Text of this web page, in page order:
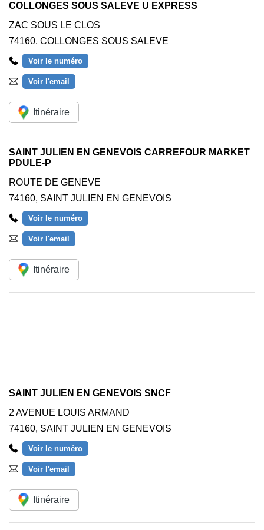
COLLONGES SOUS SALEVE U EXPRESS
ZAC SOUS LE CLOS
74160, COLLONGES SOUS SALEVE
Voir le numéro
Voir l'email
Itinéraire
SAINT JULIEN EN GENEVOIS CARREFOUR MARKET
PDULE-P
ROUTE DE GENEVE
74160, SAINT JULIEN EN GENEVOIS
Voir le numéro
Voir l'email
Itinéraire
SAINT JULIEN EN GENEVOIS SNCF
2 AVENUE LOUIS ARMAND
74160, SAINT JULIEN EN GENEVOIS
Voir le numéro
Voir l'email
Itinéraire